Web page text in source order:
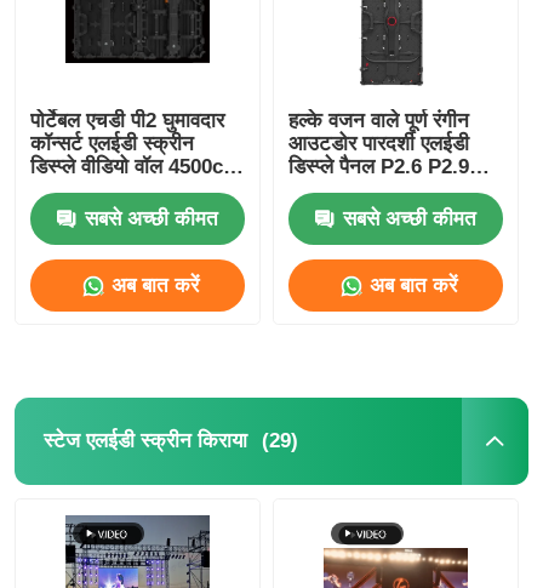
पोर्टेबल एचडी पी2 घुमावदार
कॉन्सर्ट एलईडी स्क्रीन
डिस्प्ले वीडियो वॉल 4500cd-
5000cd
सबसे अच्छी कीमत
अब बात करें
हल्के वजन वाले पूर्ण रंगीन
आउटडोर पारदर्शी एलईडी
डिस्प्ले पैनल P2.6 P2.9
वाटरप्रूफ कस्टम
सबसे अच्छी कीमत
अब बात करें
स्टेज एलईडी स्क्रीन किराया (29)